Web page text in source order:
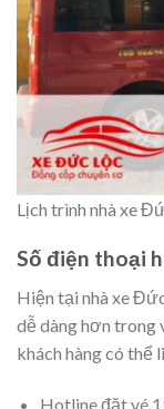
Lịch trình nhà xe
Số điện thoại
Hiện tại nhà xe
dễ dàng hơn trong
khách hàng có thể
Hotline đặt vé